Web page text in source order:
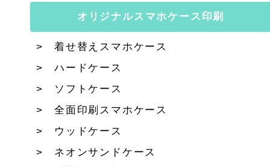
オリジナルスマホケース印刷
着せ替えスマホケース
ハードケース
ソフトケース
全面印刷スマホケース
ウッドケース
ネオンサンドケース